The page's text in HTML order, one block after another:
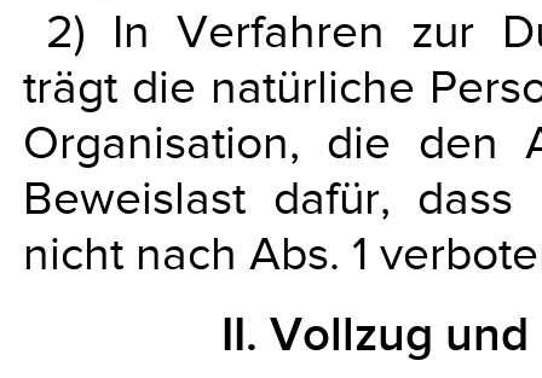
2) In Verfahren zur
trägt die natürliche
Organisation, die den
Beweislast dafür,
nicht nach Abs. 1
II. Vollzug